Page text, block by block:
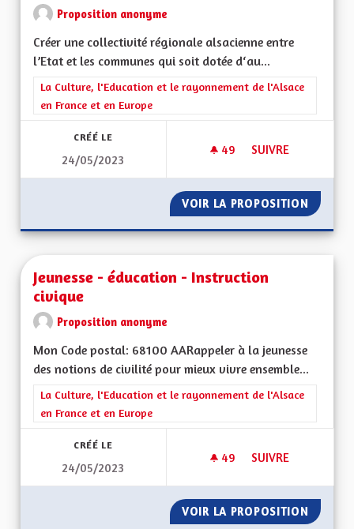
Proposition anonyme
Créer une collectivité régionale alsacienne entre
l’Etat et les communes qui soit dotée d‘au...
Filtrer les résultats de la catégorie : La Culture, l'Education et
La Culture, l'Education et le rayonnement de l'Alsace
en France et en Europe
CRÉÉ LE
24/05/2023
49 49 ABONNÉS
SUIVRE
VOIR LA PROPOSITION POUR
Jeunesse - éducation - Instruction
civique
Proposition anonyme
Mon Code postal: 68100 AARappeler à la jeunesse
des notions de civilité pour mieux vivre ensemble...
Filtrer les résultats de la catégorie : La Culture, l'Education et
La Culture, l'Education et le rayonnement de l'Alsace
en France et en Europe
CRÉÉ LE
24/05/2023
49 49 ABONNÉS
SUIVRE
VOIR LA PROPOSITION